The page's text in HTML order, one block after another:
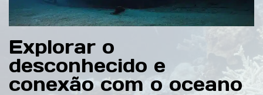
Explorar o
desconhecido e
conexão com o oceano